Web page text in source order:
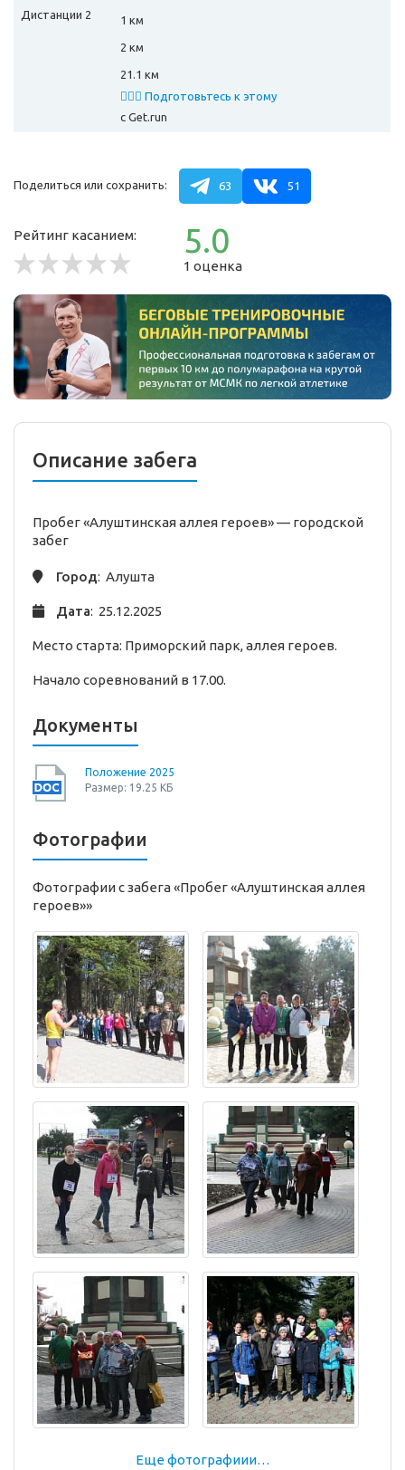
Дистанции 2 1 км
2 км
21.1 км
🏃🏻‍♂️ Подготовьтесь к этому
забегу
с Get.run
Поделиться или сохранить: 63 51
Рейтинг касанием: 5.0
1 оценка
Описание забега
Пробег «Алуштинская аллея героев» — городской
забег
Город: Алушта
Дата: 25.12.2025
Место старта: Приморский парк, аллея героев.
Начало соревнований в 17.00.
Документы
Положение 2025
Размер: 19.25 КБ
Фотографии
Фотографии с забега «Пробег «Алуштинская аллея
героев»»
Еще фотографиии…